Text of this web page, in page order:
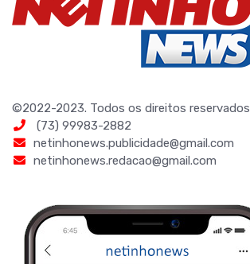
©2022-2023. Todos os direitos reservados
(73) 99983-2882
netinhonews.publicidade@gmail.com
netinhonews.redacao@gmail.com